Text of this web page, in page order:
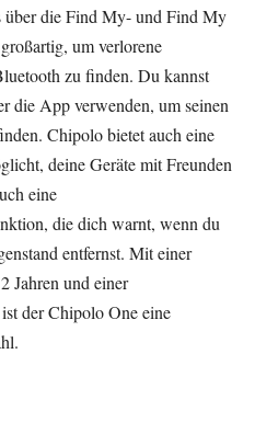
über die Find My- und Find My
um verlorene
zu finden. Du kannst
die App verwenden, um seinen
Chipolo bietet auch eine
deine Geräte mit Freunden
eine
die dich warnt, wenn du
entfernst. Mit einer
Jahren und einer
der Chipolo One eine